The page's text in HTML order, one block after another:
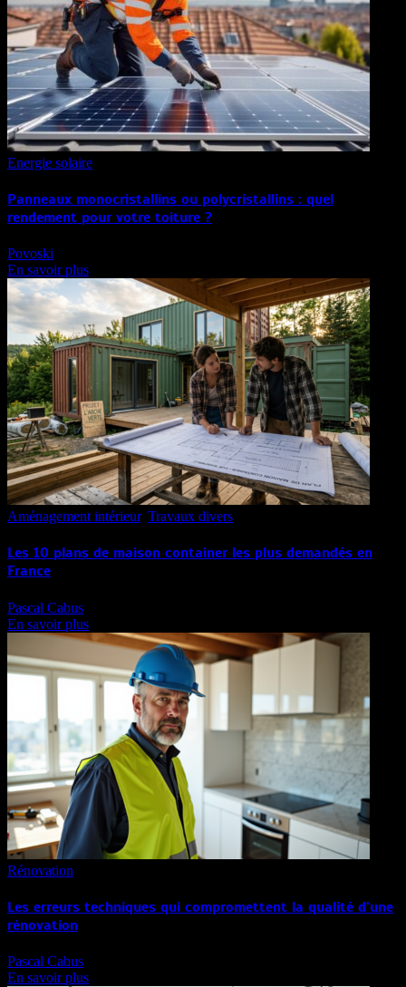
Energie solaire
Panneaux monocristallins ou polycristallins : quel
rendement pour votre toiture ?
Povoski
En savoir plus
Aménagement intérieur, Travaux divers
Les 10 plans de maison container les plus demandés en
France
Pascal Cabus
En savoir plus
Rénovation
Les erreurs techniques qui compromettent la qualité d’une
rénovation
Pascal Cabus
En savoir plus